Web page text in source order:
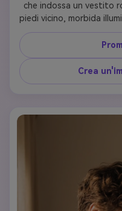
che indossa un vestito
piedi vicino, morbida
e intimo, alto
estetica Instagram,
Crea